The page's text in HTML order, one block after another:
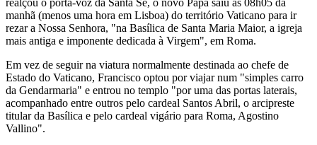
manhã (menos uma hora em Lisboa) do território Vaticano para ir
rezar a Nossa Senhora, "na Basílica de Santa Maria Maior, a igreja
mais antiga e imponente dedicada à Virgem", em Roma.
Em vez de seguir na viatura normalmente destinada ao chefe de
Estado do Vaticano, Francisco optou por viajar num "simples carro
da Gendarmaria" e entrou no templo "por uma das portas laterais,
acompanhado entre outros pelo cardeal Santos Abril, o arcipreste
titular da Basílica e pelo cardeal vigário para Roma, Agostino
Vallino".